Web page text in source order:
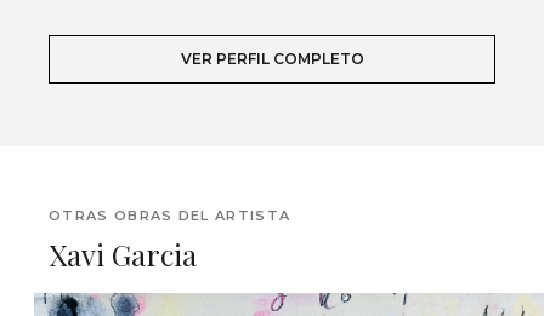
VER PERFIL COMPLETO
OTRAS OBRAS DEL ARTISTA
Xavi Garcia